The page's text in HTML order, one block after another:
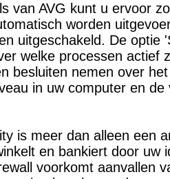
van AVG kunt u ervoor
worden
uitgeschakeld. De optie
welke processen actief
besluiten nemen over het
in uw computer en de
is meer dan alleen een
en bankiert door uw
voorkomt aanvallen